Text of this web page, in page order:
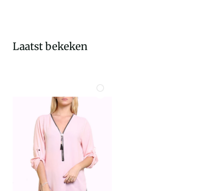
Laatst bekeken